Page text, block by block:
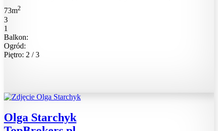
73m2
3
1
Balkon:
Ogród:
Piętro: 2 / 3
Olga Starchyk